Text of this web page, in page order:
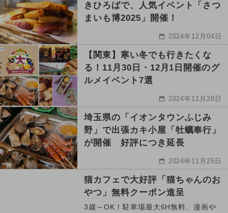
きひろばで、人気イベント「さつ
まいも博2025」開催！
2024年12月04日
【関東】寒い冬でも行きたくな
る！11月30日・12月1日開催のグ
ルメイベント7選
2024年11月28日
埼玉県の「イオンタウンふじみ
野」で出張カキ小屋「牡蠣奉行」
が開催 好評につき延長
2024年11月25日
猫カフェで大好評「猫ちゃんのお
やつ」無料クーポン進呈
3歳～OK！駐車場最大6H無料、漫画や